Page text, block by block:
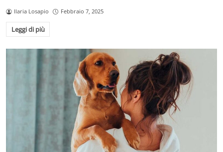
Ilaria Losapio Febbraio 7, 2025
Leggi di più